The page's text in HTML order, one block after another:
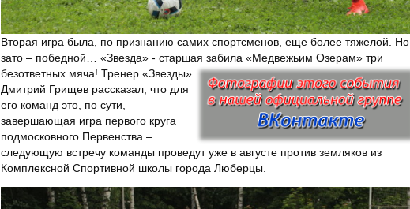
Вторая игра была, по признанию самих спортсменов, еще более тяжелой. Но
зато – победной… «Звезда» - старшая забила «Медвежьим Озерам» три
безответных мяча! Тренер «Звезды»
Дмитрий Грищев рассказал, что для
его команд это, по сути,
завершающая игра первого круга
подмосковного Первенства –
следующую встречу команды проведут уже в августе против земляков из
Комплексной Спортивной школы города Люберцы.